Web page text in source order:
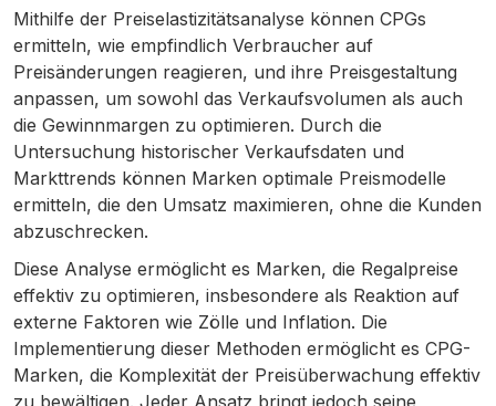
Mithilfe der Preiselastizitätsanalyse können CPGs
ermitteln, wie empfindlich Verbraucher auf
Preisänderungen reagieren, und ihre Preisgestaltung
anpassen, um sowohl das Verkaufsvolumen als auch
die Gewinnmargen zu optimieren. Durch die
Untersuchung historischer Verkaufsdaten und
Markttrends können Marken optimale Preismodelle
ermitteln, die den Umsatz maximieren, ohne die Kunden
abzuschrecken.
Diese Analyse ermöglicht es Marken, die Regalpreise
effektiv zu optimieren, insbesondere als Reaktion auf
externe Faktoren wie Zölle und Inflation. Die
Implementierung dieser Methoden ermöglicht es CPG-
Marken, die Komplexität der Preisüberwachung effektiv
zu bewältigen. Jeder Ansatz bringt jedoch seine